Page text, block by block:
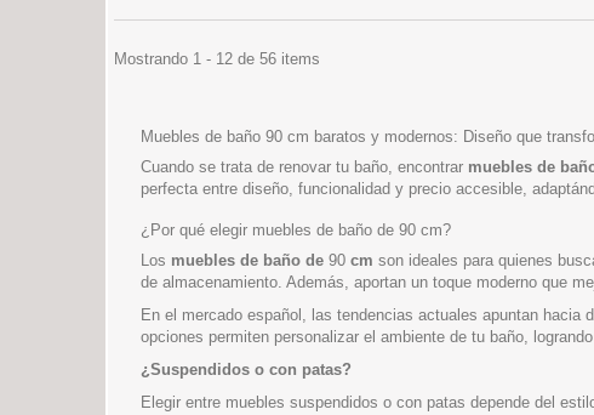
Mostrando 1 - 12 de 56 items
Muebles de baño 90 cm baratos y modernos: Diseño que
Cuando se trata de renovar tu baño, encontrar muebles de
perfecta entre diseño, funcionalidad y precio accesible,
¿Por qué elegir muebles de baño de 90 cm?
Los muebles de baño de 90 cm son ideales para quienes
de almacenamiento. Además, aportan un toque moderno que
En el mercado español, las tendencias actuales apuntan
opciones permiten personalizar el ambiente de tu baño,
¿Suspendidos o con patas?
Elegir entre muebles suspendidos o con patas depende del